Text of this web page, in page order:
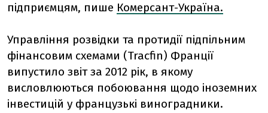
підприємцям, пише Комерсант-Україна.
Управління розвідки та протидії підпільним
фінансовим схемами (Tracfin) Франції
випустило звіт за 2012 рік, в якому
висловлюються побоювання щодо іноземних
інвестицій у французькі виноградники.